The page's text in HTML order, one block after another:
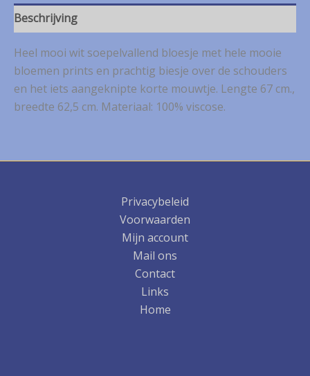
Beschrijving
Heel mooi wit soepelvallend bloesje met hele mooie
bloemen prints en prachtig biesje over de schouders
en het iets aangeknipte korte mouwtje. Lengte 67 cm.,
breedte 62,5 cm. Materiaal: 100% viscose.
Privacybeleid
Voorwaarden
Mijn account
Mail ons
Contact
Links
Home